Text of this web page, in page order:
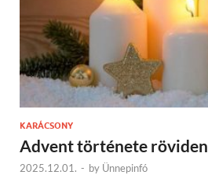
KARÁCSONY
Advent története röviden
2025.12.01. - by Ünnepinfó